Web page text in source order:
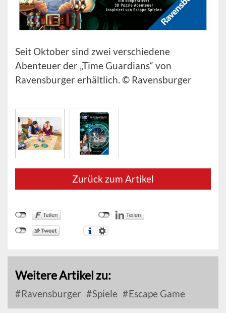
Seit Oktober sind zwei verschiedene
Abenteuer der „Time Guardians“ von
Ravensburger erhältlich. © Ravensburger
Zurück zum Artikel
Weitere Artikel zu:
Ravensburger Spiele Escape Game